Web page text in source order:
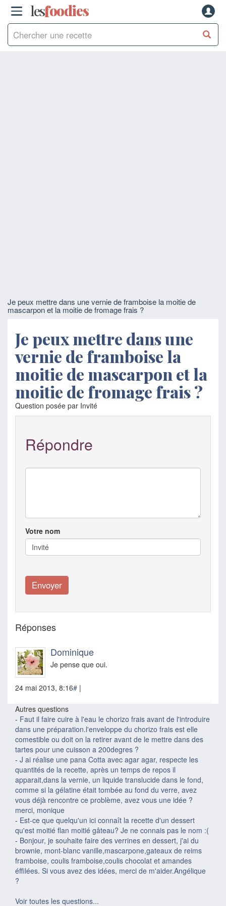
lesfoodies
Je peux mettre dans une vernie de framboise la moitie de
mascarpon et la moitie de fromage frais ?
Je peux mettre dans une
vernie de framboise la
moitie de mascarpon et la
moitie de fromage frais ?
Question posée par Invité
Répondre
Votre nom
Réponses
Dominique
Je pense que oui.
24 mai 2013, 8:16# |
Autres questions
- Faut il faire cuire à l'eau le chorizo frais avant de l'introduire
dans une préparation.l'enveloppe du chorizo frais est elle
comestible ou doit on la retirer avant de le mettre dans des
tartes pour une cuisson a 200degres ?
- J ai réalise une pana Cotta avec agar agar, respecte les
quantités de la recette, après un temps de repos il
apparait,dans la vernie, un liquide translucide dans le fond,
comme si la gélatine était tombée au fond du verre, avez
vous déjà rencontre ce problème, avez vous une idée ?
merci, monique
- Est-ce que quelqu'un ici connaît la recette d'un dessert
qu'est moitié flan moitié gâteau? Je ne connais pas le nom :(
- Bonjour, je souhaite faire des verrines en dessert, j'ai du
brownie, mont-blanc vanille,mascarpone,gateaux de reims
framboise, coulis framboise,coulis chocolat et amandes
éffilées. Si vous avez des idées, merci de m'aider.Angélique
?
Voir toutes les questions...